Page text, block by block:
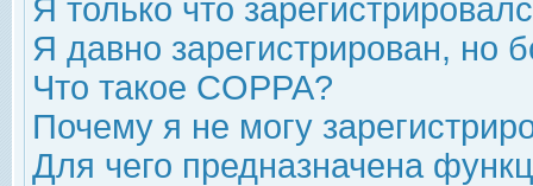
Я только что
Я давно зарегистрирован, но
Что такое COPPA?
Почему я не могу
Для чего предназначена